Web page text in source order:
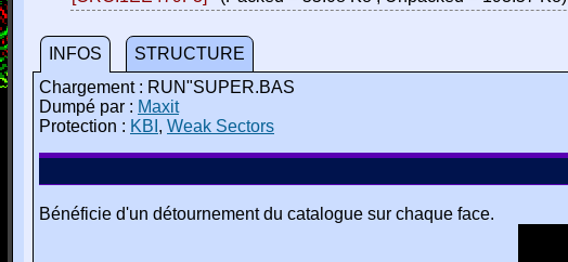
INFOS
STRUCTURE
Chargement : RUN"SUPER.BAS
Dumpé par : Maxit
Protection : KBI , Weak Sectors
Bénéficie d'un détournement du catalogue sur chaque face.